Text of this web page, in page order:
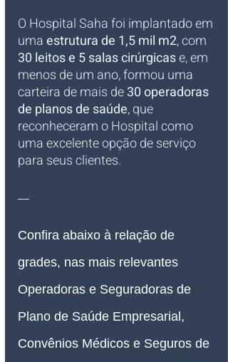
O Hospital Saha foi implantado em
uma estrutura de 1,5 mil m2, com
30 leitos e 5 salas cirúrgicas e, em
menos de um ano, formou uma
carteira de mais de 30 operadoras
de planos de saúde, que
reconheceram o Hospital como
uma excelente opção de serviço
para seus clientes.
__
Confira abaixo à relação de
grades, nas mais relevantes
Operadoras e Seguradoras de
Plano de Saúde Empresarial,
Convênios Médicos e Seguros de